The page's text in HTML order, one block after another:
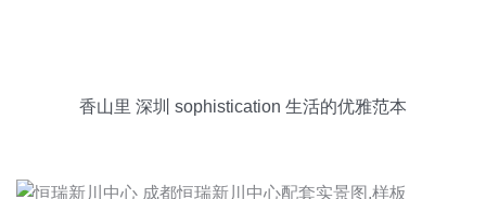
香山里 深圳 sophistication 生活的优雅范本